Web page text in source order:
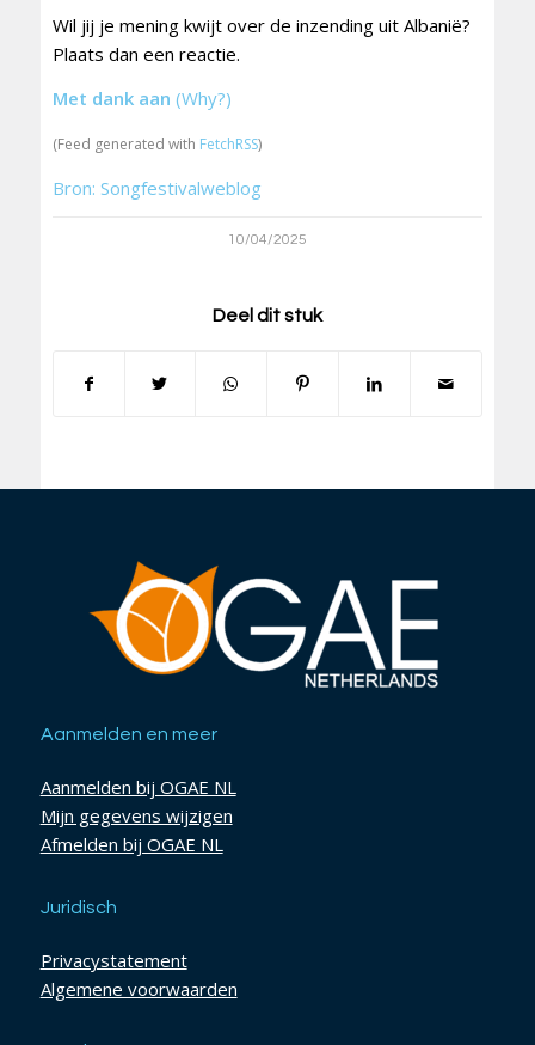
Wil jij je mening kwijt over de inzending uit Albanië?
Plaats dan een reactie.
Met dank aan (Why?)
(Feed generated with FetchRSS)
Bron: Songfestivalweblog
10/04/2025
Deel dit stuk
Aanmelden en meer
Aanmelden bij OGAE NL
Mijn gegevens wijzigen
Afmelden bij OGAE NL
Juridisch
Privacystatement
Algemene voorwaarden